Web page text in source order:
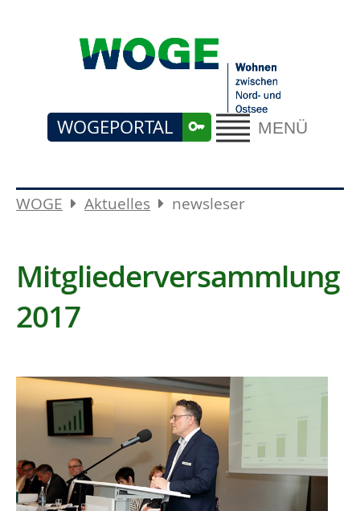
MENÜ
WOGEPORTAL
WOGE Aktuelles newsleser
Mitgliederversammlung
2017